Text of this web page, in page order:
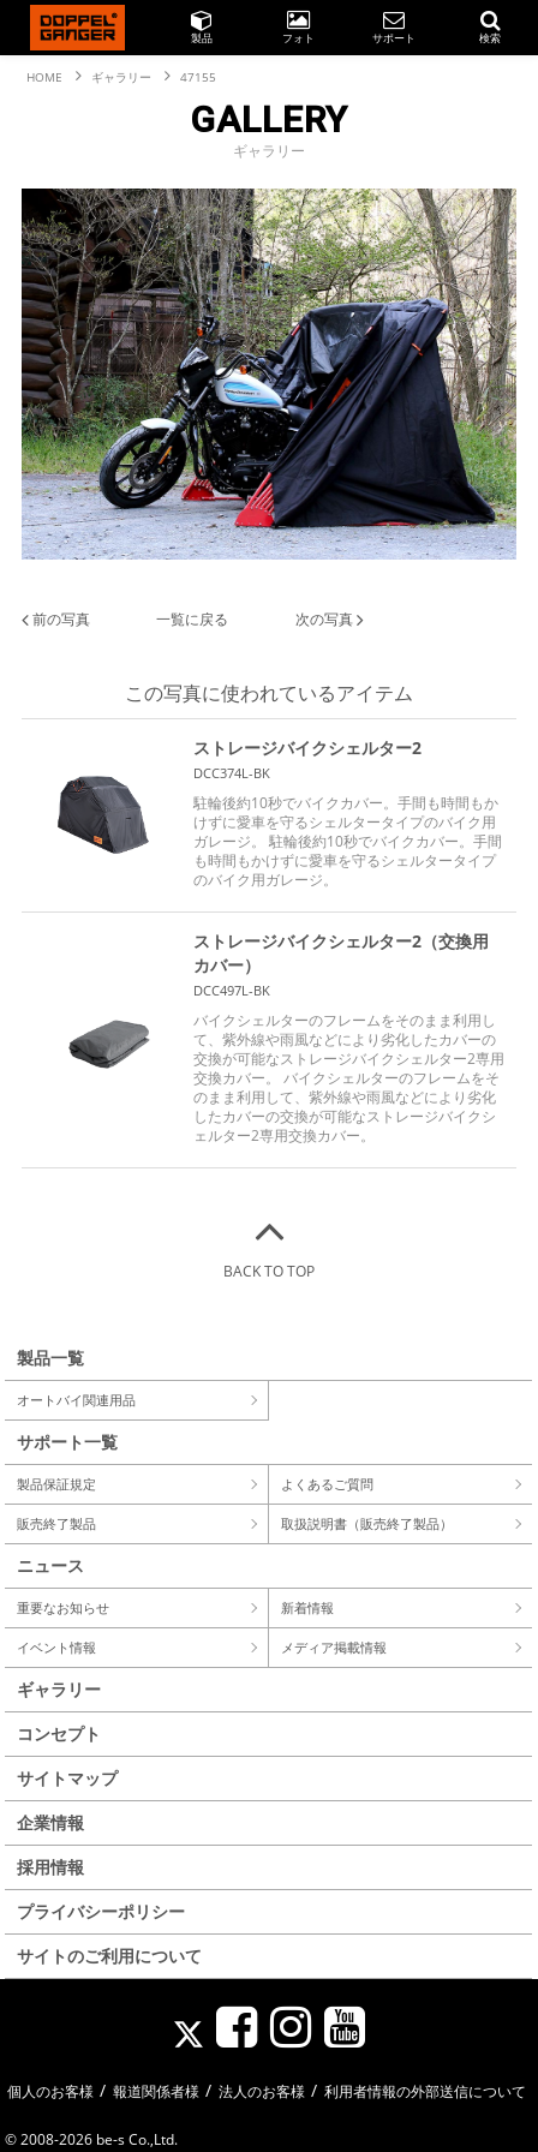
製品 フォト サポート 検索
HOME ギャラリー 47155
GALLERY
ギャラリー
前の写真 一覧に戻る 次の写真
この写真に使われているアイテム
ストレージバイクシェルター2
DCC374L-BK
駐輪後約10秒でバイクカバー。手間も時間もか
けずに愛車を守るシェルタータイプのバイク用
ガレージ。 駐輪後約10秒でバイクカバー。手間
も時間もかけずに愛車を守るシェルタータイプ
のバイク用ガレージ。
ストレージバイクシェルター2（交換用
カバー）
DCC497L-BK
バイクシェルターのフレームをそのまま利用し
て、紫外線や雨風などにより劣化したカバーの
交換が可能なストレージバイクシェルター2専用
交換カバー。 バイクシェルターのフレームをそ
のまま利用して、紫外線や雨風などにより劣化
したカバーの交換が可能なストレージバイクシ
ェルター2専用交換カバー。
BACK TO TOP
製品一覧
オートバイ関連用品
サポート一覧
製品保証規定 よくあるご質問
販売終了製品 取扱説明書（販売終了製品）
ニュース
重要なお知らせ 新着情報
イベント情報 メディア掲載情報
ギャラリー
コンセプト
サイトマップ
企業情報
採用情報
プライバシーポリシー
サイトのご利用について
個人のお客様 / 報道関係者様 / 法人のお客様 / 利用者情報の外部送信について
© 2008-2026 be-s Co.,Ltd.